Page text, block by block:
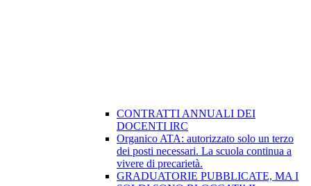
CONTRATTI ANNUALI DEI
DOCENTI IRC
Organico ATA: autorizzato solo un terzo
dei posti necessari. La scuola continua a
vivere di precarietà.
GRADUATORIE PUBBLICATE, MA I